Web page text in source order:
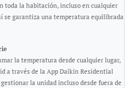
toda la habitación, incluso en cualquier
se garantiza una temperatura equilibrada
la temperatura desde cualquier lugar,
a través de la App Daikin Residential
la unidad incluso desde fuera de